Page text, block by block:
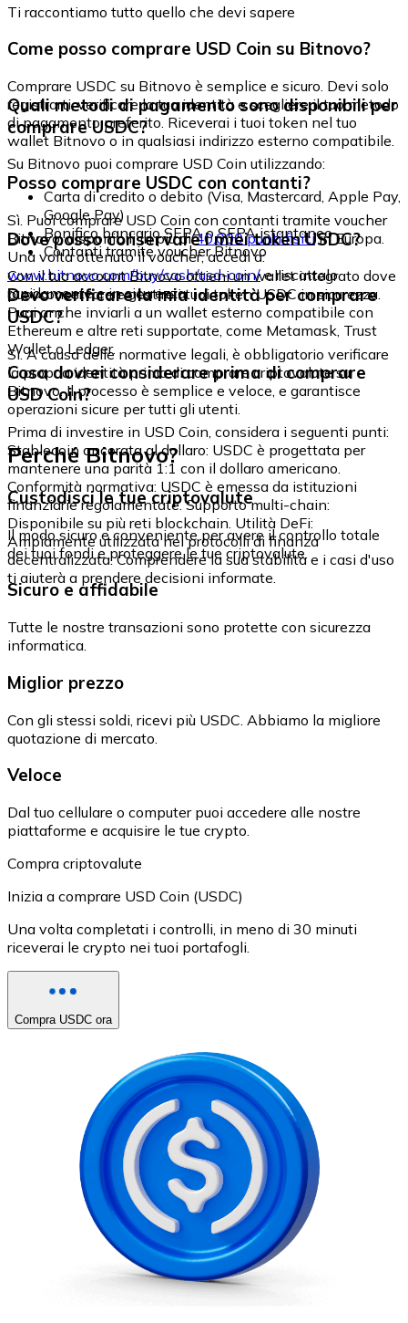
Ti raccontiamo tutto quello che devi sapere
Come posso comprare USD Coin su Bitnovo?
Comprare USDC su Bitnovo è semplice e sicuro. Devi solo
registrarti, verificare la tua identità e scegliere il tuo metodo
di pagamento preferito. Riceverai i tuoi token nel tuo
wallet Bitnovo o in qualsiasi indirizzo esterno compatibile.
Quali metodi di pagamento sono disponibili per
comprare USDC?
Su Bitnovo puoi comprare USD Coin utilizzando:
Carta di credito o debito (Visa, Mastercard, Apple Pay,
Google Pay)
Bonifico bancario SEPA o SEPA istantaneo
Contanti tramite voucher Bitnovo
Posso comprare USDC con contanti?
Sì. Puoi comprare USD Coin con contanti tramite voucher
Bitnovo, disponibili in più di40.000 punti fisiciin Europa.
Una volta ottenuto il voucher, accedi a:
www.bitnovo.com/buy/cash/usd-coin/e riscattalo
rapidamente e in sicurezza.
Dove posso conservare i miei token USDC?
Con il tuo account Bitnovo ottieni un wallet integrato dove
puoi conservare e gestire i tuoi token USDC in sicurezza.
Puoi anche inviarli a un wallet esterno compatibile con
Ethereum e altre reti supportate, come Metamask, Trust
Wallet o Ledger.
Devo verificare la mia identità per comprare
USDC?
Sì. A causa delle normative legali, è obbligatorio verificare
la propria identità prima di comprare criptovalute su
Bitnovo. Il processo è semplice e veloce, e garantisce
operazioni sicure per tutti gli utenti.
Cosa dovrei considerare prima di comprare
USD Coin?
Prima di investire in USD Coin, considera i seguenti punti:
Stablecoin ancorata al dollaro: USDC è progettata per
mantenere una parità 1:1 con il dollaro americano.
Conformità normativa: USDC è emessa da istituzioni
finanziarie regolamentate. Supporto multi-chain:
Disponibile su più reti blockchain. Utilità DeFi:
Ampiamente utilizzata nei protocolli di finanza
decentralizzata. Comprendere la sua stabilità e i casi d'uso
ti aiuterà a prendere decisioni informate.
Perché Bitnovo?
Custodisci le tue criptovalute
Il modo sicuro e conveniente per avere il controllo totale
dei tuoi fondi e proteggere le tue criptovalute.
Sicuro e affidabile
Tutte le nostre transazioni sono protette con sicurezza
informatica.
Miglior prezzo
Con gli stessi soldi, ricevi più USDC. Abbiamo la migliore
quotazione di mercato.
Veloce
Dal tuo cellulare o computer puoi accedere alle nostre
piattaforme e acquisire le tue crypto.
Compra criptovalute
Inizia a comprare USD Coin (USDC)
Una volta completati i controlli, in meno di 30 minuti
riceverai le crypto nei tuoi portafogli.
Compra USDC ora